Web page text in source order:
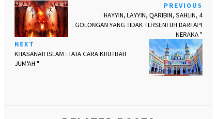
PREVIOUS
HAYYIN, LAYYIN, QARIBIN, SAHLIN, 4
GOLONGAN YANG TIDAK TERSENTUH DARI API
NERAKA "
NEXT
KHASANAH ISLAM : TATA CARA KHUTBAH
JUM'AH "